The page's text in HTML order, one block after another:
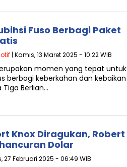
Fuso Berbagi Paket
| Kamis, 13 Maret 2025 - 10:22 WIB
momen yang tepat untuk
berbagi keberkahan dan kebaikan
Berlian…
Knox Diragukan, Robert
Dolar
27 Februari 2025 - 06:49 WIB